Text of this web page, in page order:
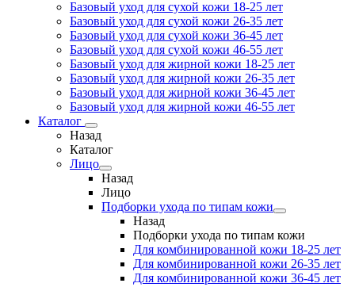
Базовый уход для сухой кожи 18-25 лет
Базовый уход для сухой кожи 26-35 лет
Базовый уход для сухой кожи 36-45 лет
Базовый уход для сухой кожи 46-55 лет
Базовый уход для жирной кожи 18-25 лет
Базовый уход для жирной кожи 26-35 лет
Базовый уход для жирной кожи 36-45 лет
Базовый уход для жирной кожи 46-55 лет
Каталог
Назад
Каталог
Лицо
Назад
Лицо
Подборки ухода по типам кожи
Назад
Подборки ухода по типам кожи
Для комбинированной кожи 18-25 лет
Для комбинированной кожи 26-35 лет
Для комбинированной кожи 36-45 лет